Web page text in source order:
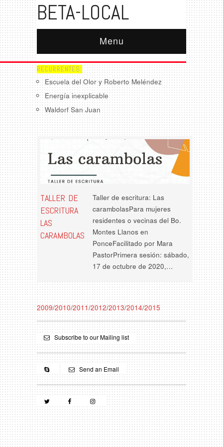
BETA-LOCAL
Menu
RECURRENTES:
Escuela del Olor y Roberto Meléndez
Energía inexplicable
Waldorf San Juan
TALLER DE
ESCRITURA
LAS
CARAMBOLAS
Taller de escritura: Las
carambolasPara mujeres
residentes o vecinas del Bo.
Montes Llanos en
PonceFacilitado por Mara
PastorPrimera sesión: sábado,
17 de octubre de 2020,…
2009/2010/2011/2012/2013/2014/2015
Subscribe to our Mailing list
Send an Email